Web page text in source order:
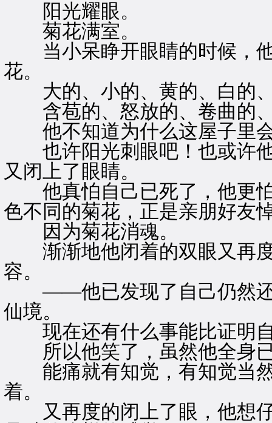
阳光耀眼。
菊花满室。
当小呆睁开眼睛的时候，他
花。
大的、小的、黄的、白的
含苞的、怒放的、卷曲的
他不知道为什么这屋子里
也许阳光刺眼吧！也或许他
又闭上了眼睛。
他真怕自己已死了，他更怕
色不同的菊花，正是亲朋好友
因为菊花消魂。
渐渐地他闭着的双眼又再度
容。
——他已发现了自己仍然还
仙境。
现在还有什么事能比证明自
所以他笑了，虽然他全身已
能痛就有知觉，有知觉当然
着。
又再度的闭上了眼，他想仔